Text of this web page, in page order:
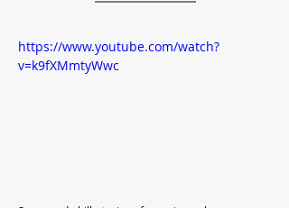
https://www.youtube.com/watch?
v=k9fXMmtyWwc